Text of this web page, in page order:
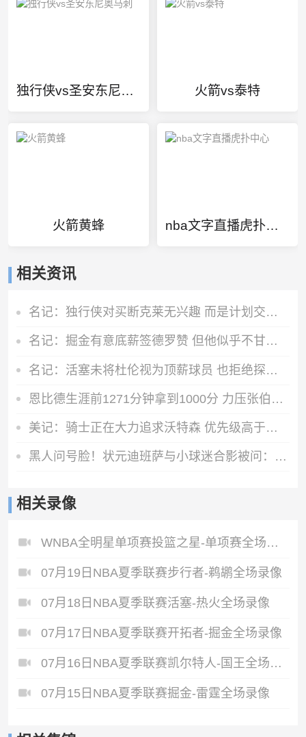
独行侠vs圣安东尼奥马刺 火箭vs泰特
火箭黄蜂 nba文字直播虎扑中心
相关资讯
名记：独行侠对买断克莱无兴趣 而是计划交易他 加福德需1首轮
名记：掘金有意底薪签德罗赞 但他似乎不甘心只拿底薪合同
名记：活塞未将杜伦视为顶薪球员 也拒绝探讨任何先签后换的方案
恩比德生涯前1271分钟拿到1000分 力压张伯伦历史最快
美记：骑士正在大力追求沃特森 优先级高于库明加和德罗赞
黑人问号脸！状元迪班萨与小球迷合影被问：你会申请交易吗？
相关录像
WNBA全明星单项赛投篮之星-单项赛全场录像
07月19日NBA夏季联赛步行者-鹈鹕全场录像
07月18日NBA夏季联赛活塞-热火全场录像
07月17日NBA夏季联赛开拓者-掘金全场录像
07月16日NBA夏季联赛凯尔特人-国王全场录像
07月15日NBA夏季联赛掘金-雷霆全场录像